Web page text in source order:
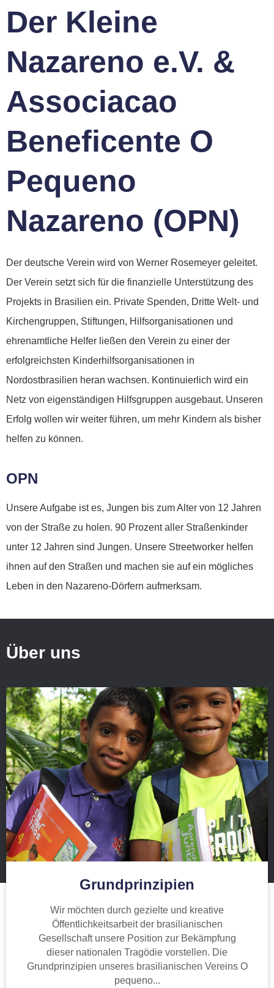
Der Kleine
Nazareno e.V. &
Associacao
Beneficente O
Pequeno
Nazareno (OPN)
Der deutsche Verein wird von Werner Rosemeyer geleitet.
Der Verein setzt sich für die finanzielle Unterstützung des
Projekts in Brasilien ein. Private Spenden, Dritte Welt- und
Kirchengruppen, Stiftungen, Hilfsorganisationen und
ehrenamtliche Helfer ließen den Verein zu einer der
erfolgreichsten Kinderhilfsorganisationen in
Nordostbrasilien heran wachsen. Kontinuierlich wird ein
Netz von eigenständigen Hilfsgruppen ausgebaut. Unseren
Erfolg wollen wir weiter führen, um mehr Kindern als bisher
helfen zu können.
OPN
Unsere Aufgabe ist es, Jungen bis zum Alter von 12 Jahren
von der Straße zu holen. 90 Prozent aller Straßenkinder
unter 12 Jahren sind Jungen. Unsere Streetworker helfen
ihnen auf den Straßen und machen sie auf ein mögliches
Leben in den Nazareno-Dörfern aufmerksam.
Über uns
Grundprinzipien
Wir möchten durch gezielte und kreative
Öffentlichkeitsarbeit der brasilianischen
Gesellschaft unsere Position zur Bekämpfung
dieser nationalen Tragödie vorstellen. Die
Grundprinzipien unseres brasilianischen Vereins O
pequeno...